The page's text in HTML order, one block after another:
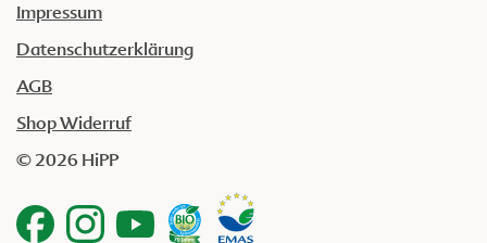
Impressum
Datenschutzerklärung
AGB
Shop Widerruf
© 2026 HiPP